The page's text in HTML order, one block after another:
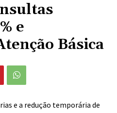
e
Básica
e a redução temporária de